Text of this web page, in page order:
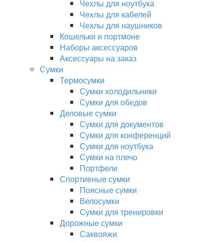
Чехлы для ноутбука
Чехлы для кабелей
Чехлы для наушников
Кошельки и портмоне
Наборы аксессуаров
Аксессуары на заказ
Сумки
Термосумки
Сумки холодильники
Сумки для обедов
Деловые сумки
Сумки для документов
Сумки для конференций
Сумки для ноутбука
Сумки на плечо
Портфели
Спортивные сумки
Поясные сумки
Велосумки
Сумки для тренировки
Дорожные сумки
Саквояжи